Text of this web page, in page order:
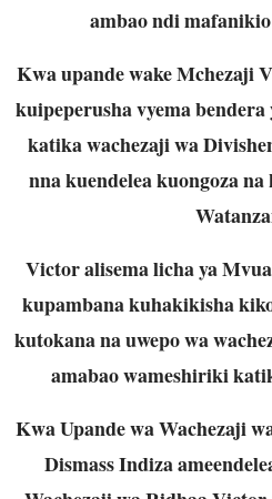
ambao ndi
Kwa upande wake Mchezaji
kuipeperusha vyema
katika wachezaji wa
nna kuendelea kuongoza
Victor alisema licha ya
kupambana kuhakikisha
kutokana na uwepo wa
amabao wameshiriki
Kwa Upande wa Wachezaji
Dismass Indiza